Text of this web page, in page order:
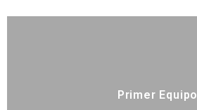
Primer Equipo